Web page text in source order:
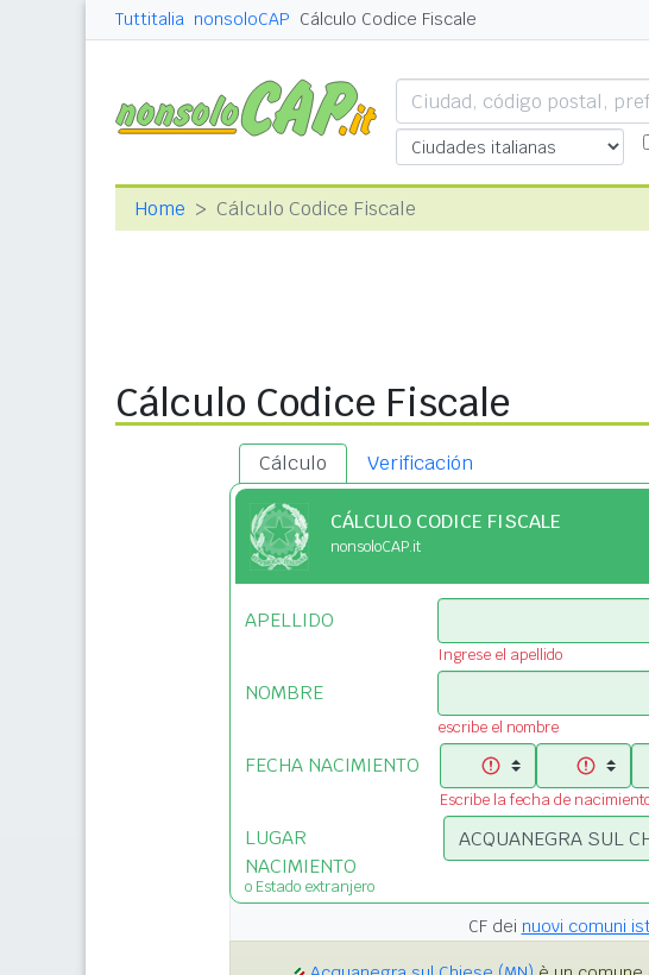
Tuttitalia nonsoloCAP Cálculo Codice Fiscale
Home Cálculo Codice Fiscale
Cálculo Codice Fiscale
Cálculo Verificación
CÁLCULO CODICE FISCALE
nonsoloCAP.it
APELLIDO
Ingrese el apellido
NOMBRE
escribe el nombre
FECHA NACIMIENTO
Escribe la fecha de
LUGAR
NACIMIENTO
o Estado extranjero
CF dei nuovi comuni